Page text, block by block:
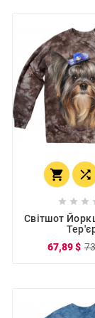
 
  
Світшот
67,89 $